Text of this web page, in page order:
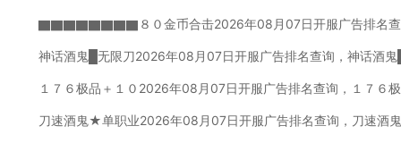
▇▇▇▇▇▇▇▇８０金币合击2026年08月07日开服广告排名
神话酒鬼█无限刀2026年08月07日开服广告排名查询，神话酒
１７６极品＋１０2026年08月07日开服广告排名查询，１７６
刀速酒鬼★单职业2026年08月07日开服广告排名查询，刀速酒